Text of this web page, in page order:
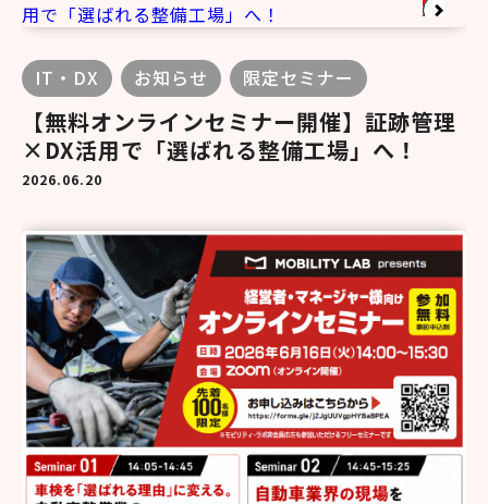
IT・DX お知らせ 限定セミナー
【無料オンラインセミナー開催】証跡管理
×DX活用で「選ばれる整備工場」へ！
2026.06.20